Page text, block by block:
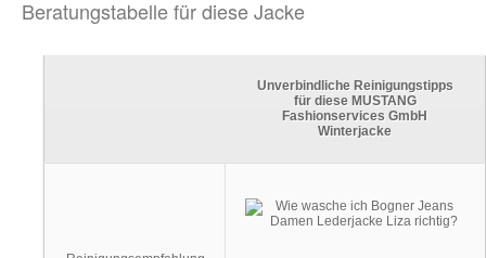
Beratungstabelle für diese Jacke
Unverbindliche Reinigungstipps
für diese MUSTANG
Fashionservices GmbH
Winterjacke